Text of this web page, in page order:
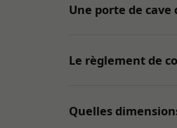
Une porte de
Le règlement de
Quelles